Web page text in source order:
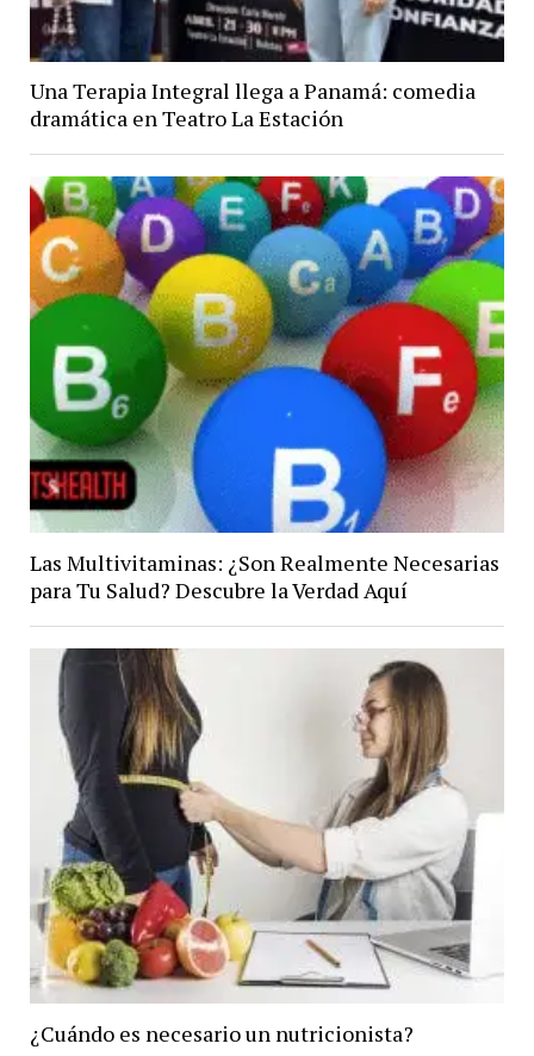
Una Terapia Integral llega a Panamá: comedia
dramática en Teatro La Estación
Las Multivitaminas: ¿Son Realmente Necesarias
para Tu Salud? Descubre la Verdad Aquí
¿Cuándo es necesario un nutricionista?